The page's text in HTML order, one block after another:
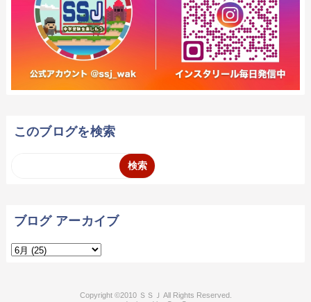
このブログを検索
ブログ アーカイブ
2010 ＳＳＪ